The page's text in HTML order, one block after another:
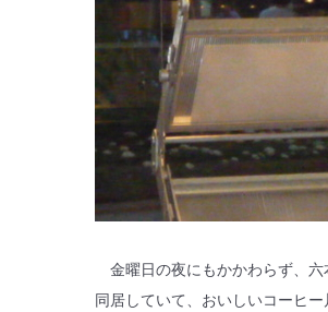
金曜日の夜にもかかわらず、
同居していて、おいしいコーヒ